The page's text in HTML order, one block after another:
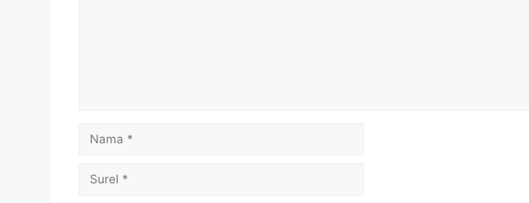
Nama
Surel